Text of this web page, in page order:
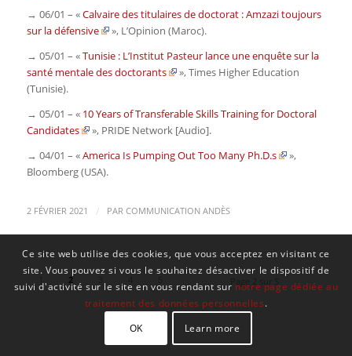
→ 06/01 – «Calvaire des titulaires de doctorat : Amzazi toujours
sur la défensive
», L’Opinion(Maroc).
→ 05/01 – «Tunisie : L’Institut Pasteur lance une enquête sur la
santé mentale des doctorants
»,Times Higher Education
(Tunisie).
→ 05/01 – « 10 Years of Transferable Skills Training for Doctoral
Candidates
», PRIDE Network [Audio].
→ 04/01 – «America Is Pumping Out Too Many Ph.D.s
»,
Bloomberg(USA).
2 FÉVRIER 2021 / PAR COMMUNICATION ANDÈS
2
Ce site web utilise des cookies, que vous acceptez en visitant ce
site. Vous pouvez si vous le souhaitez désactiver le dispositif de
suivi d'activité sur le site en vous rendant sur notre page dédiée au
traitement des données personnelles.
OK
Learn more